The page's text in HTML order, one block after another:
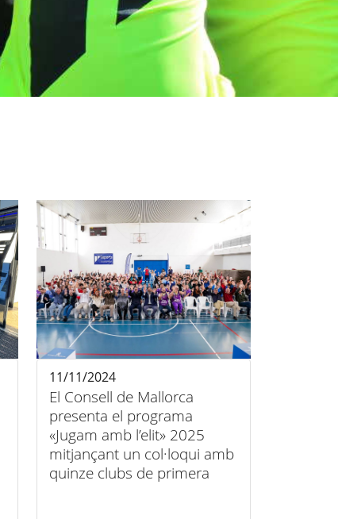
El Consell de Mallorca
presenta el programa
«Jugam amb l’elit» 2025
mitjançant un col·loqui amb
quinze clubs de primera
11/11/2024